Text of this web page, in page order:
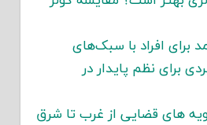
برای افراد با سبک‌های
برای نظم پایدار در
های قضایی از غرب تا شرق